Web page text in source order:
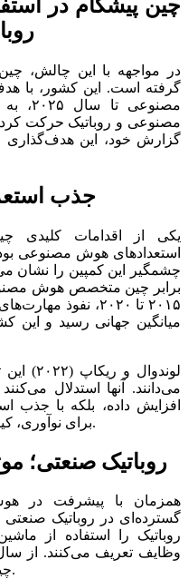
چین پیشگام در
در مواجهه با این چالش،
گرفته است. این کشور، با
گزارش خود، این هدف‌‌‌گذاری
جذب
یکی از اقدامات کلیدی
برابر چین متخصص هوش
میانگین جهانی رسید و این
لوندوال
می‌‌‌دانند. آنها استدلال
افزایش داده، بلکه با جذب
برای نوآوری، کیفیت پژوهش‌‌‌ها را نیز ارتقا داده است.
روباتیک صنعتی؛
همزمان با پیشرفت در
روباتیک را استفاده از
چین به طور مداوم افزایش یافته است.